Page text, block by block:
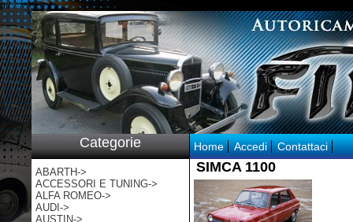
p:/
Categorie
ABARTH->
ACCESSORI E TUNING->
ALFA ROMEO->
AUDI->
AUSTIN->
Home Accedi Contattaci
SIMCA 1100